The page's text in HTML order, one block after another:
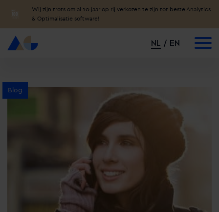
Wij zijn trots om al 10 jaar op rij verkozen te zijn tot beste Analytics
& Optimalisatie software!
NL EN
Blog